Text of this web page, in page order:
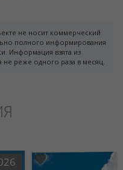
не носит коммерческий
полного информирования
Информация взята из
не реже одного раза в месяц.